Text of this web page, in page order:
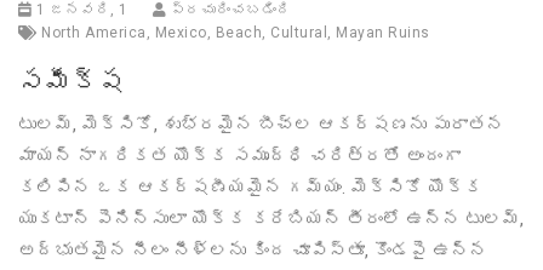
1 జనవరి, 1
ప్రచురించబడింది
North America , Mexico, Beach, Cultural , Mayan Ruins
సమీక్ష
టులమ్, మెక్సికో, శుభ్రమైన బీచ్‌ల ఆకర్షణను పురాతన
మాయన్ నాగరికత యొక్క సమృద్ధి చరిత్రతో అందంగా
కలిపిన ఒక ఆకర్షణీయమైన గమ్యం. మెక్సికో యొక్క
యుకటాన్ పెనిన్సులా యొక్క కరేబియన్ తీరంలో ఉన్న టులమ్,
అద్భుతమైన నీలం నీళ్లను కింద చూపిస్తూ, కొండపై ఉన్న